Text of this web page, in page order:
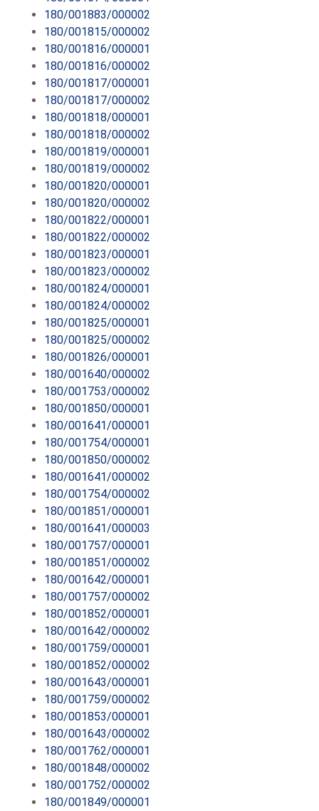
180/001883/000002
180/001815/000002
180/001816/000001
180/001816/000002
180/001817/000001
180/001817/000002
180/001818/000001
180/001818/000002
180/001819/000001
180/001819/000002
180/001820/000001
180/001820/000002
180/001822/000001
180/001822/000002
180/001823/000001
180/001823/000002
180/001824/000001
180/001824/000002
180/001825/000001
180/001825/000002
180/001826/000001
180/001640/000002
180/001753/000002
180/001850/000001
180/001641/000001
180/001754/000001
180/001850/000002
180/001641/000002
180/001754/000002
180/001851/000001
180/001641/000003
180/001757/000001
180/001851/000002
180/001642/000001
180/001757/000002
180/001852/000001
180/001642/000002
180/001759/000001
180/001852/000002
180/001643/000001
180/001759/000002
180/001853/000001
180/001643/000002
180/001762/000001
180/001848/000002
180/001752/000002
180/001849/000001